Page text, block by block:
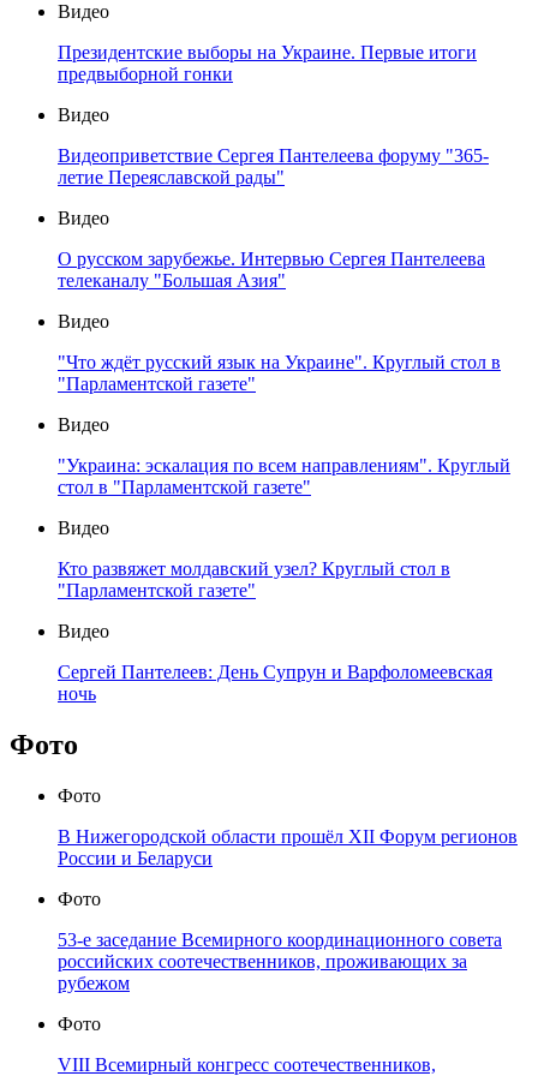
Видео
Президентские выборы на Украине. Первые итоги
предвыборной гонки
Видео
Видеоприветствие Сергея Пантелеева форуму "365-
летие Переяславской рады"
Видео
О русском зарубежье. Интервью Сергея Пантелеева
телеканалу "Большая Азия"
Видео
"Что ждёт русский язык на Украине". Круглый стол в
"Парламентской газете"
Видео
"Украина: эскалация по всем направлениям". Круглый
стол в "Парламентской газете"
Видео
Кто развяжет молдавский узел? Круглый стол в
"Парламентской газете"
Видео
Сергей Пантелеев: День Супрун и Варфоломеевская
ночь
Фото
Фото
В Нижегородской области прошёл XII Форум регионов
России и Беларуси
Фото
53-е заседание Всемирного координационного совета
российских соотечественников, проживающих за
рубежом
Фото
VIII Всемирный конгресс соотечественников,